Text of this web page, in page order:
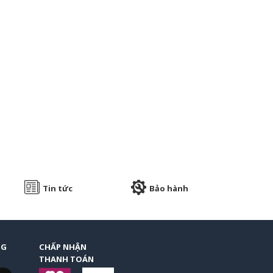
Tin tức Bảo hành
CHẤP NHẬN
THANH TOÁN